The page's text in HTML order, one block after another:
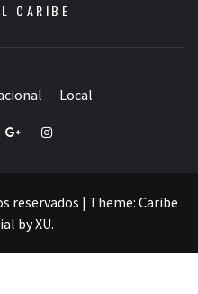
CARIBE
Local
Google+Instagram
reservados | Theme: Caribe
byXU.